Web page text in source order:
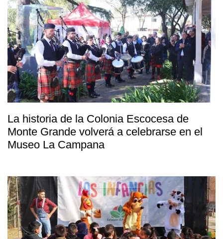
La historia de la Colonia Escocesa de
Monte Grande volverá a celebrarse en el
Museo La Campana